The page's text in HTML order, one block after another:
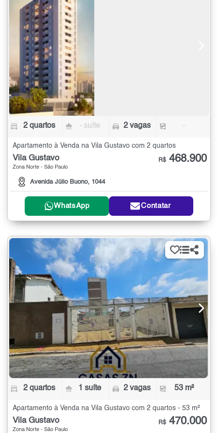
2 quartos - suíte 2 vagas -
Apartamento à Venda na Vila Gustavo com 2 quartos
Vila Gustavo
Zona Norte - São Paulo
Avenida Júlio Buono, 1044
R$ 468.900
WhatsApp Contatar
2 quartos 1 suíte 2 vagas 53 m²
Apartamento à Venda na Vila Gustavo com 2 quartos - 53 m²
Vila Gustavo
Zona Norte - São Paulo
R$ 470.000